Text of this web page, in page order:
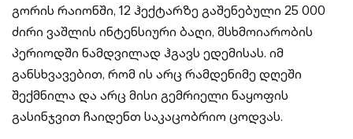
გორის რაიონში, 12 ჰექტარზე გაშენებული 25 000
ძირი ვაშლის ინტენსიური ბაღი, მსხმოიარობის
პერიოდში ნამდვილად ჰგავს ედემისას. იმ
განსხვავებით, რომ ის არც რამდენიმე დღეში
შექმნილა და არც მისი გემრიელი ნაყოფის
გასინჯვით ჩაიდენთ საკაცობრიო ცოდვას.